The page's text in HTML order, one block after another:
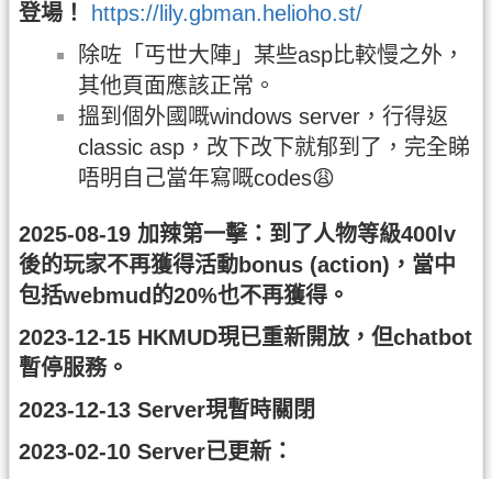
登場！
https://lily.gbman.helioho.st/
除咗「丐世大陣」某些asp比較慢之外，
其他頁面應該正常。
搵到個外國嘅windows server，行得返
classic asp，改下改下就郁到了，完全睇
唔明自己當年寫嘅codes😩
2025-08-19 加辣第一擊：到了人物等級400lv
後的玩家不再獲得活動bonus (action)，當中
包括webmud的20%也不再獲得。
2023-12-15 HKMUD現已重新開放，但chatbot
暫停服務。
2023-12-13 Server現暫時關閉
2023-02-10 Server已更新：